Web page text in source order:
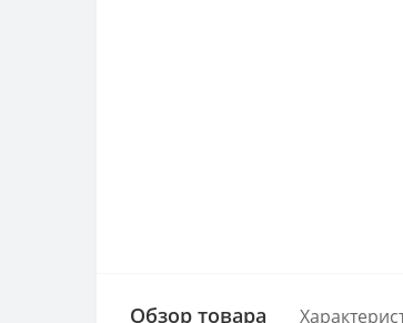
Обзор товара